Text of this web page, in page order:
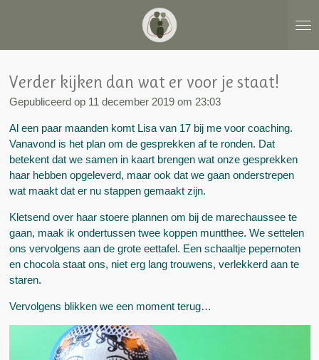
hoofdinhoud
Verder kijken dan wat er voor je staat!
Gepubliceerd op 11 december 2019 om 23:03
Al een paar maanden komt Lisa van 17 bij me voor coaching.
Vanavond is het plan om de gesprekken af te ronden. Dat
betekent dat we samen in kaart brengen wat onze gesprekken
haar hebben opgeleverd, maar ook dat we gaan onderstrepen
wat maakt dat er nu stappen gemaakt zijn.
Kletsend over haar stoere plannen om bij de marechaussee te
gaan, maak ik ondertussen twee koppen muntthee. We settelen
ons vervolgens aan de grote eettafel. Een schaaltje pepernoten
en chocola staat ons, niet erg lang trouwens, verlekkerd aan te
staren.
Vervolgens blikken we een moment terug…